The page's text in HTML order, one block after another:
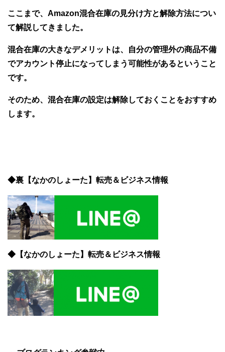
ここまで、Amazon混合在庫の見分け方と解除方法につい
て解説してきました。
混合在庫の大きなデメリットは、自分の管理外の商品不備
でアカウント停止になってしまう可能性があるということ
です。
そのため、混合在庫の設定は解除しておくことをおすすめ
します。
◆裏【なかのしょーた】転売＆ビジネス情報
◆【なかのしょーた】転売＆ビジネス情報